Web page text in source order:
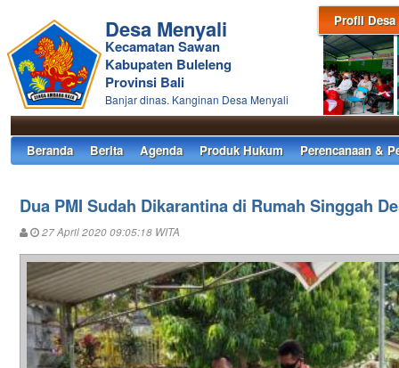
Profil Desa
Desa Menyali
Kecamatan Sawan
Kabupaten Buleleng
Provinsi Bali
Banjar dinas. Kanginan Desa Menyali
Beranda Berita Agenda Produk Hukum Perencanaan &
Dua PMI Sudah Dikarantina di Rumah Singgah
27 April 2020 09:05:18 WITA